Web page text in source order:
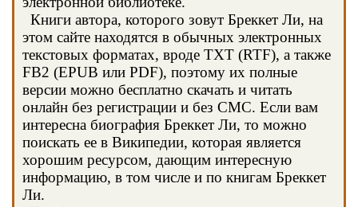
Книги автора, которого зовут Бреккет Ли, на
этом сайте находятся в обычных электронных
текстовых форматах, вроде TXT (RTF), а также
FB2 (EPUB или PDF), поэтому их полные
версии можно бесплатно скачать и читать
онлайн без регистрации и без СМС. Если вам
интересна биография Бреккет Ли, то можно
поискать ее в Википедии, которая является
хорошим ресурсом, дающим интересную
информацию, в том числе и по книгам Бреккет
Ли.